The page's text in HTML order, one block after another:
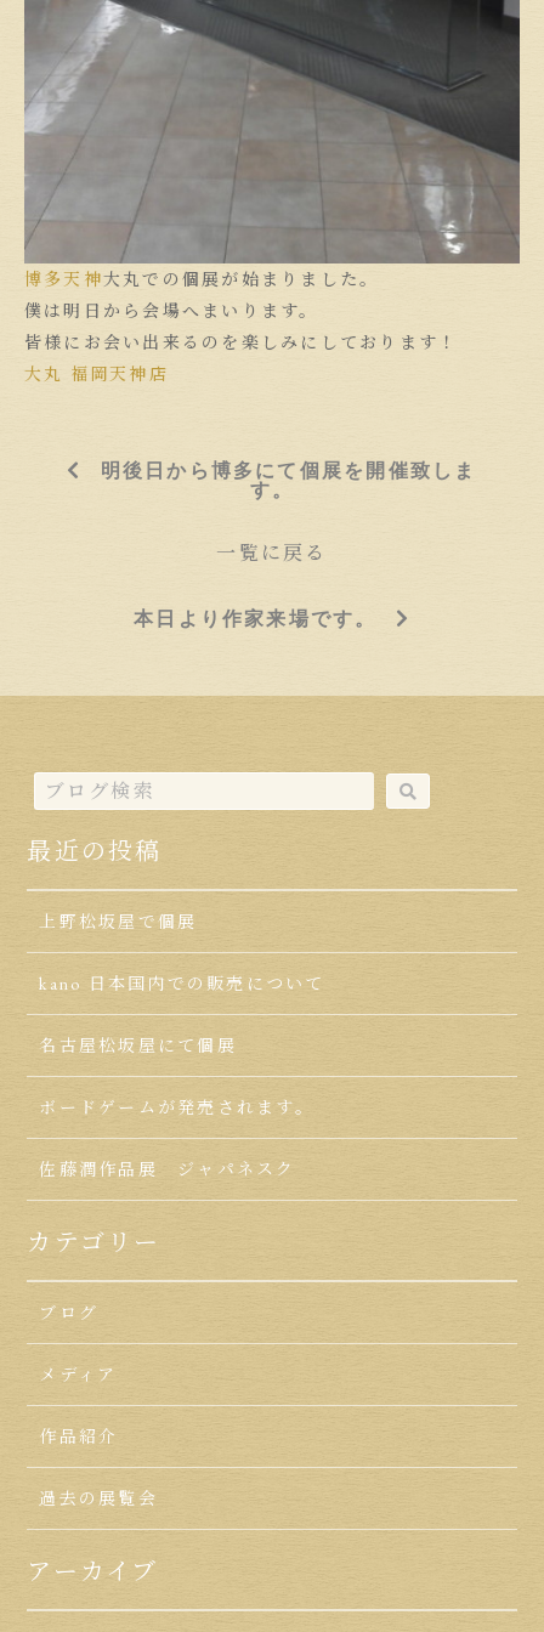
博多天神大丸での個展が始まりました。
僕は明日から会場へまいります。
皆様にお会い出来るのを楽しみにしております！
大丸 福岡天神店
明後日から博多にて個展を開催致しま
す。
一覧に戻る
本日より作家来場です。
最近の投稿
上野松坂屋で個展
kano 日本国内での販売について
名古屋松坂屋にて個展
ボードゲームが発売されます。
佐藤潤作品展 ジャパネスク
カテゴリー
ブログ
メディア
作品紹介
過去の展覧会
アーカイブ